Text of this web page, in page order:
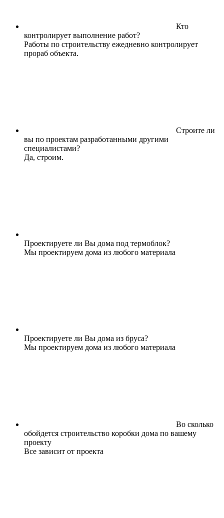
Кто
контролирует выполнение работ?
Работы по строительству ежедневно контролирует
прораб объекта.
Строите ли
вы по проектам разработанными другими
специалистами?
Да, строим.
Проектируете ли Вы дома под термоблок?
Мы проектируем дома из любого материала
Проектируете ли Вы дома из бруса?
Мы проектируем дома из любого материала
Во сколько
обойдется строительство коробки дома по вашему
проекту
Все зависит от проекта